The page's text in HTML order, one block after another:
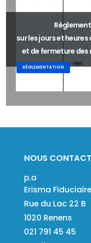
Règlement
sur les jours et
et de fermeture des
RÉGLEMENTATION
NOUS
p.a
Erisma
Rue du Lac 22 B
1020 Renens
021 791 45 45